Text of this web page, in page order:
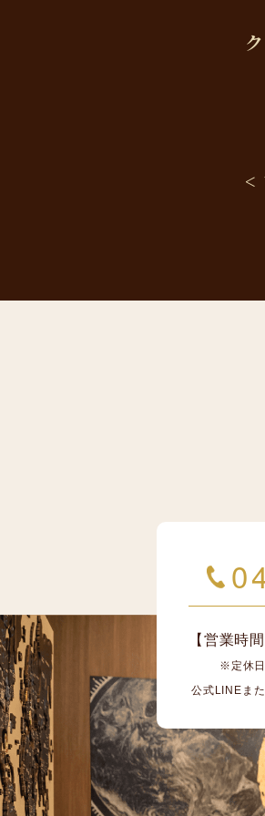
<
【営業時
※定休日
公式LINEま